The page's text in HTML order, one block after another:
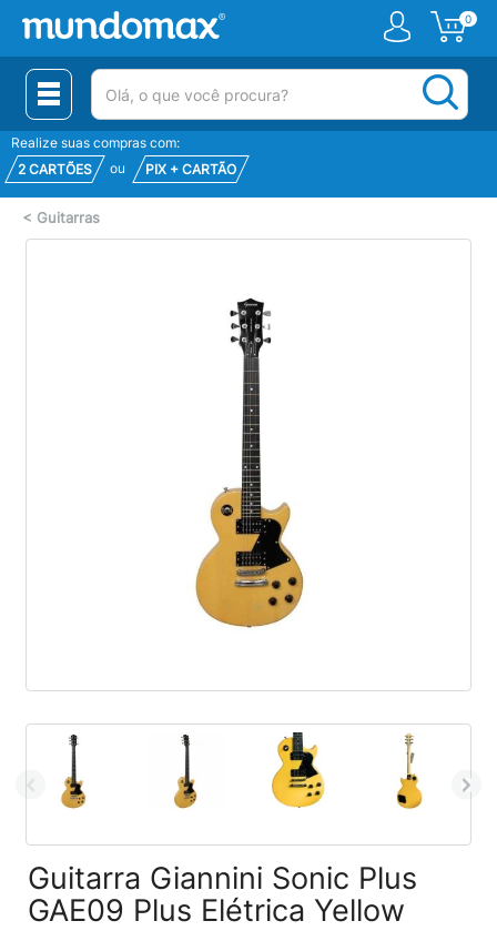
0
(pesquisar)
Realize suas compras com:
2 CARTÕES
ou PIX + CARTÃO
< Guitarras
Guitarra Giannini Sonic Plus
GAE09 Plus Elétrica Yellow